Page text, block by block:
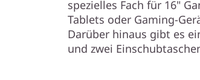
spezielles Fach für 16"
Tablets oder Gaming-
Darüber hinaus gibt es
und zwei